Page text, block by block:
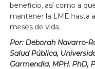
beneficio, así como a
mantener la LME hasta
meses de vida.
Por: Deborah Navarro-
Salud Pública,
Garmendia, MPH. PhD,